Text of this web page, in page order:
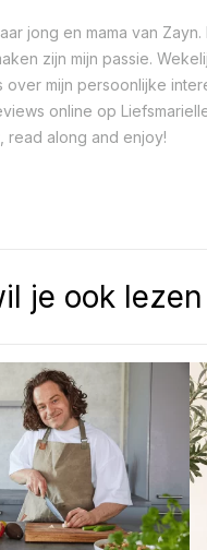
jong en mama van Zayn.
zijn mijn passie.
mijn persoonlijke
online op
read along and enjoy!
je ook lezen